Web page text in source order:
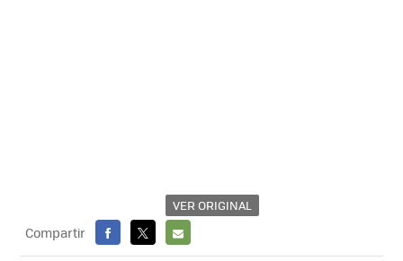
VER ORIGINAL
Compartir
FACEBOOK
X
E-